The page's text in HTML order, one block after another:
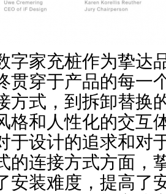
字家充桩作为挚达
贯穿于产品的每一
方式，到拆卸替换
格和人性化的交互
于设计的追求和对
的连接方式方面，
安装难度，提高了